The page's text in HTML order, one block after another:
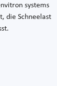
systems
die Schneelast